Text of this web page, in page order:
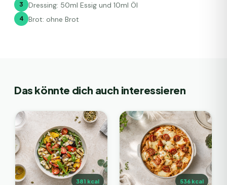
3 Dressing: 50ml Essig und 10ml Öl
4 Brot: ohne Brot
Das könnte dich auch interessieren
381 kcal 536kcal